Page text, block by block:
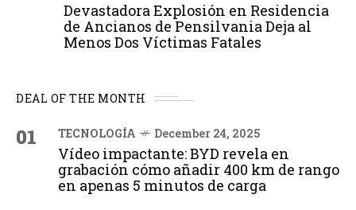
Devastadora Explosión en Residencia
de Ancianos de Pensilvania Deja al
Menos Dos Víctimas Fatales
DEAL OF THE MONTH
01 TECNOLOGÍA December 24, 2025
Vídeo impactante: BYD revela en
grabación cómo añadir 400 km de rango
en apenas 5 minutos de carga